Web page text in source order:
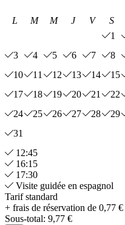
L M M J V S
1
3
4 5 6 7 8
10
11 12 13 14 15
17
18 19 20 21 22
24
25 26 27 28 29
31
12:45
16:15
17:30
Visite guidée en espagnol
Tarif standard
+ frais de réservation de 0,77 €
Sous-total: 9,77 €